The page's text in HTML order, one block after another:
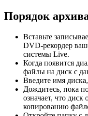
Порядок
Вставьте
DVD-рекордер
системы Live.
Когда появится
файлы на диск с
Введите имя
Дождитесь, пока
означает, что
копированию